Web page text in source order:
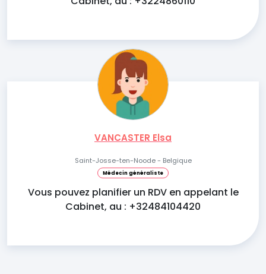
VANCASTER Elsa
Saint-Josse-ten-Noode - Belgique
Médecin généraliste
Vous pouvez planifier un RDV en appelant le
Cabinet, au : +32484104420